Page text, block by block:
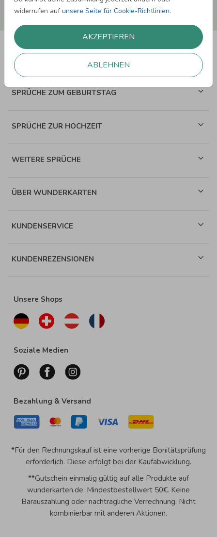
widerrufen aufunsere Seite für Cookie-Richtlinien.
AKZEPTIEREN
ABLEHNEN
ANMELDEN
SPRÜCHE ZUM GEBURTSTAG
SPRÜCHE ZUR HOCHZEIT
WEITERE SPRÜCHE
ÜBER WUNDERKARTEN
KUNDENSERVICE
KUNDENREZENSIONEN
Unsere Shops
Soziale Medien
Bezahlung & Versand
*Für den Rechnungskauf ist eine vorherige Bonitätsprüfung
erforderlich. Diese erfolgt bei der Kaufabwicklung.
**Gutschein einmalig gültig auf alle Produkte auf
wunderkarten.de. Mindestbestellwert 50€. Keine
Barauszahlung oder nachträgliche Verrechnung. Nicht
kombinierbar mit anderen Aktionen.